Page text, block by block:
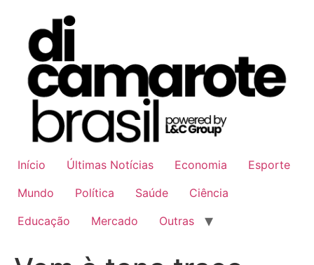
conteúdo
Início Últimas Notícias Economia
Esporte
Mundo
Política Saúde
Ciência
Educação
Mercado Outras